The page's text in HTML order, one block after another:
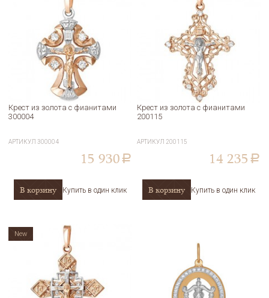
Крест из золота с фианитами
300004
АРТИКУЛ 300004
15 930 a
В корзину Купить в один клик
Крест из золота с фианитами
200115
АРТИКУЛ 200115
14 235 a
В корзину Купить в один клик
New